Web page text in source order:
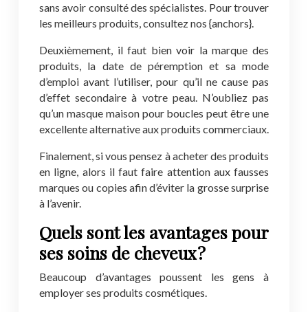
sans avoir consulté des spécialistes. Pour trouver
les meilleurs produits, consultez nos {anchors}.
Deuxièmement, il faut bien voir la marque des
produits, la date de péremption et sa mode
d’emploi avant l’utiliser, pour qu’il ne cause pas
d’effet secondaire à votre peau. N’oubliez pas
qu’un masque maison pour boucles peut être une
excellente alternative aux produits commerciaux.
Finalement, si vous pensez à acheter des produits
en ligne, alors il faut faire attention aux fausses
marques ou copies afin d’éviter la grosse surprise
à l’avenir.
Quels sont les avantages pour
ses soins de cheveux ?
Beaucoup d’avantages poussent les gens à
employer ses produits cosmétiques.